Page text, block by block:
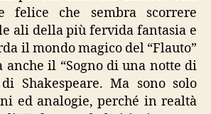
felice che sembra scorrere
ali della più fervida fantasia e
il mondo magico del “Flauto”
anche il “Sogno di una notte di
Shakespeare. Ma sono solo
ed analogie, perché in realtà